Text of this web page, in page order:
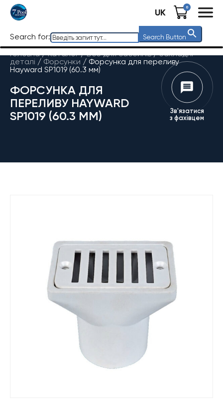
UK 0
Search for: Search Button
Головна / Каталог/Все для басейнів/Закладні
деталі / Форсунки / Форсунка для переливу
Hayward SP1019 (60.3 мм)
ФОРСУНКА ДЛЯ
ПЕРЕЛИВУ HAYWARD
SP1019 (60.3 ММ)
Зв'язатися
з фахівцем